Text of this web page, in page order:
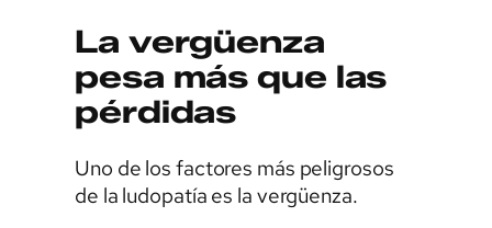
La vergüenza
pesa más que las
pérdidas
Uno de los factores más peligrosos
de la ludopatía es la vergüenza.